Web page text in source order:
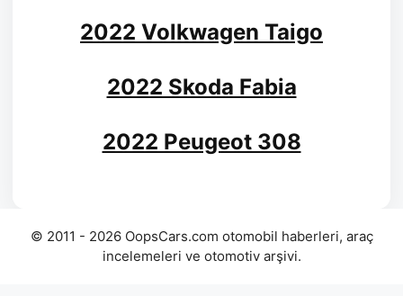
2022 Volkwagen Taigo
2022 Skoda Fabia
2022 Peugeot 308
© 2011 - 2026 OopsCars.com otomobil haberleri, araç
incelemeleri ve otomotiv arşivi.